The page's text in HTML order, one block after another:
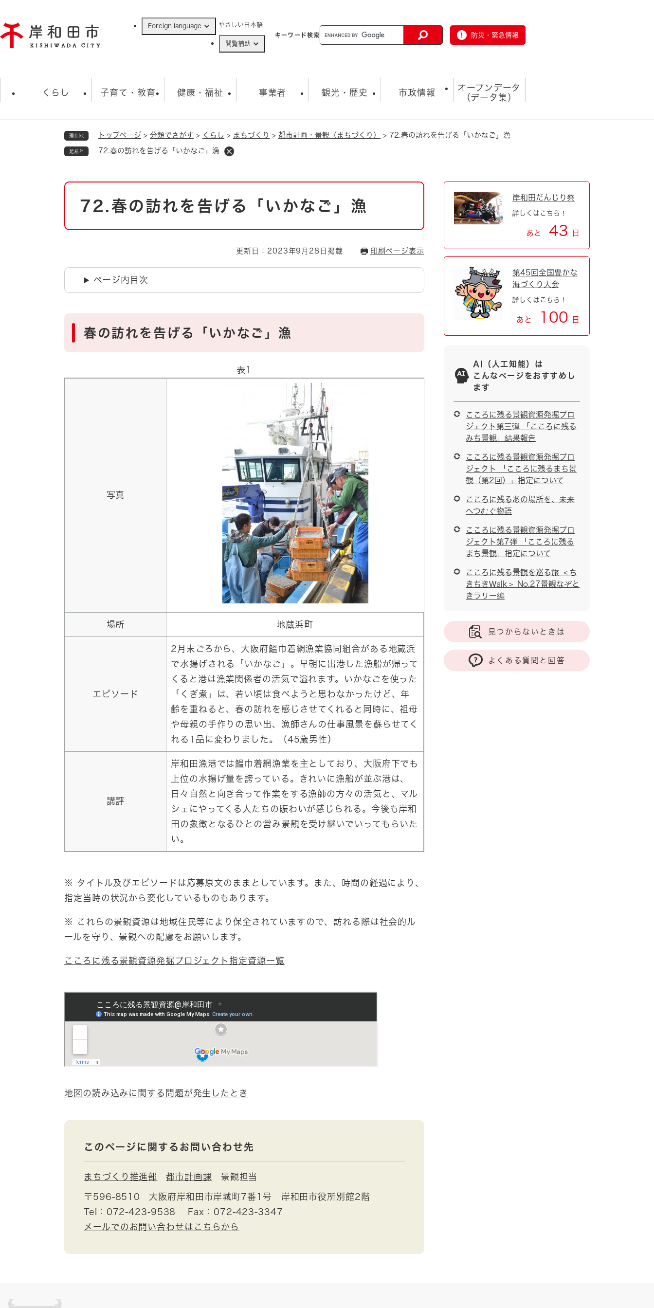
ジ
の
Foreign language やさしい日本語
閲覧補助
キーワード検索 防災・緊急情報
くらし
住民票・戸籍
ごみ・衛生・動物 救急・消防
防災・防犯 上水道・下水道
自然・環境・公園
男女共同参画
地域コミュニティ・ボラン
子育て・教育
学校 子育て
健康・福祉
福祉・健康・生活 生涯学習・スポーツ
事業者
入札・契約情報 まちづくり・協働
環境 福祉・介護
観光・歴史
観光 観光スポット
市政情報
市の概要 総合計画
市政 職員採用情報
市役所・施設の案内
オープンデータ
（データ集）
オープンデータ
現在地 トップページ > 分類でさがす > くらし > まちづくり > 都市計画・景観（まちづくり） > 72.春の訪れを告げる「いかなご」漁
足あと 72.春の訪れを告げる「いかなご」漁
本
72.春の訪れを告げる「いかなご」漁
更新日：2023年9月28日掲載 印刷ページ表示
ページ内目次
春の訪れを告げる「いかなご」漁
写真
場所 地蔵浜町
エピソード
2月末ごろから、大阪府鰮巾着網漁業協同組合がある地蔵浜
で水揚げされる「いかなご」。早朝に出港した漁船が帰って
くると港は漁業関係者の活気で溢れます。いかなごを使った
「くぎ煮」は、若い頃は食べようと思わなかったけど、年
齢を重ねると、春の訪れを感じさせてくれると同時に、祖母
や母親の手作りの思い出、漁師さんの仕事風景を蘇らせてく
れる1品に変わりました。（45歳男性）
講評
岸和田漁港では鰮巾着網漁業を主としており、大阪府下でも
上位の水揚げ量を誇っている。きれいに漁船が並ぶ港は、
日々自然と向き合って作業をする漁師の方々の活気と、マル
シェにやってくる人たちの賑わいが感じられる。今後も岸和
田の象徴となるひとの営み景観を受け継いでいってもらいた
い。
表1
※ タイトル及びエピソードは応募原文のままとしています。また、時間の経過により、
指定当時の状況から変化しているものもあります。
※ これらの景観資源は地域住民等により保全されていますので、訪れる際は社会的ル
ールを守り、景観への配慮をお願いします。
こころに残る景観資源発掘プロジェクト指定資源一覧
地図の読み込みに関する問題が発生したとき
このページに関するお問い合わせ先
まちづくり推進部 都市計画課 景観担当
〒596-8510
大阪府岸和田市岸城町7番1号 岸和田市役所別館2階
Tel：072-423-9538
Fax：072-423-3347
メールでのお問い合わせはこちらから
岸和田だんじり祭
詳しくはこちら！
あと 43 日
第45回全国豊かな
海づくり大会
詳しくはこちら！
あと 100 日
AI（人工知能）は
こんなページをおすすめし
ます
こころに残る景観資源発掘プロ
ジェクト第三弾 「こころに残る
みち景観」結果報告
こころに残る景観資源発掘プロ
ジェクト 「こころに残るまち景
観（第2回）」指定について
こころに残るあの場所を、未来
へつむぐ物語
こころに残る景観資源発掘プロ
ジェクト第7弾 「こころに残る
まち景観」指定について
こころに残る景観を巡る旅 ＜ち
きちきWalk＞ No.27景観なぞと
きラリー編
見つからないときは
よくある質問と回答